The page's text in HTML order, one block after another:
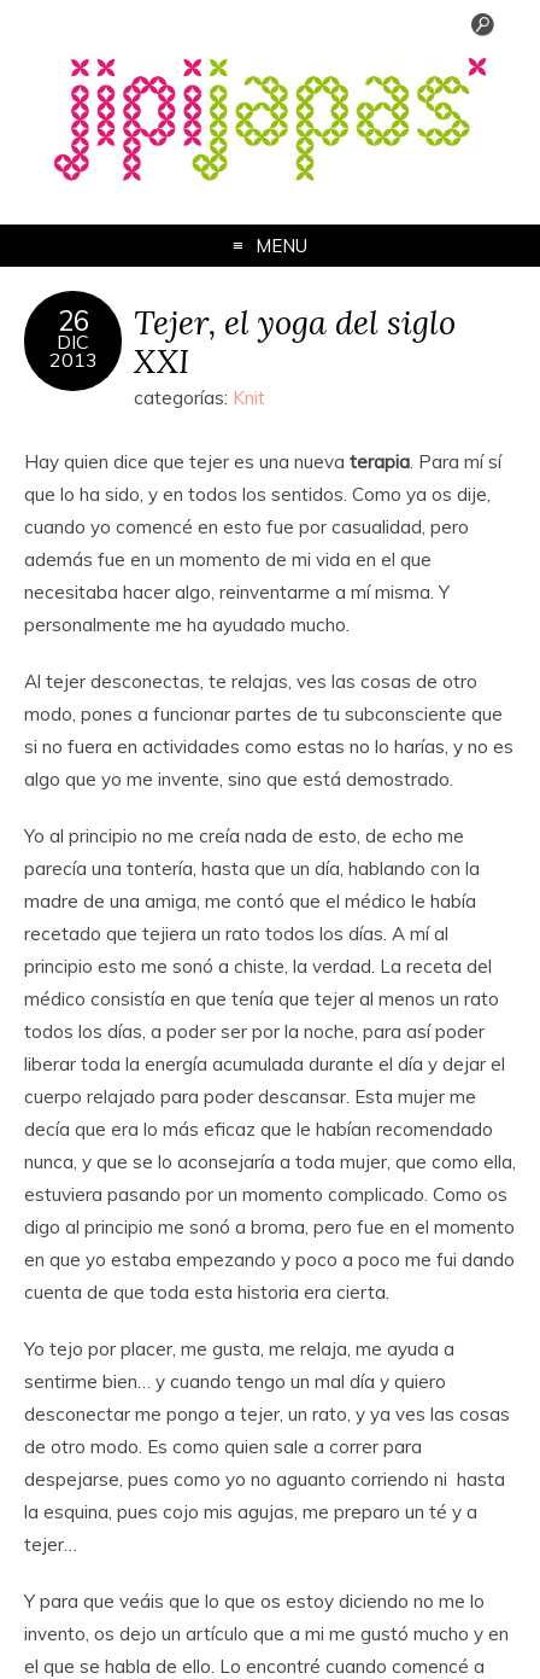
MENU
26
DIC
2013
Tejer, el yoga del siglo
XXI
categorías: Knit
Hay quien dice que tejer es una nueva terapia. Para mí sí
que lo ha sido, y en todos los sentidos. Como ya os dije,
cuando yo comencé en esto fue por casualidad, pero
además fue en un momento de mi vida en el que
necesitaba hacer algo, reinventarme a mí misma. Y
personalmente me ha ayudado mucho.
Al tejer desconectas, te relajas, ves las cosas de otro
modo, pones a funcionar partes de tu subconsciente que
si no fuera en actividades como estas no lo harías, y no es
algo que yo me invente, sino que está demostrado.
Yo al principio no me creía nada de esto, de echo me
parecía una tontería, hasta que un día, hablando con la
madre de una amiga, me contó que el médico le había
recetado que tejiera un rato todos los días. A mí al
principio esto me sonó a chiste, la verdad. La receta del
médico consistía en que tenía que tejer al menos un rato
todos los días, a poder ser por la noche, para así poder
liberar toda la energía acumulada durante el día y dejar el
cuerpo relajado para poder descansar. Esta mujer me
decía que era lo más eficaz que le habían recomendado
nunca, y que se lo aconsejaría a toda mujer, que como ella,
estuviera pasando por un momento complicado. Como os
digo al principio me sonó a broma, pero fue en el momento
en que yo estaba empezando y poco a poco me fui dando
cuenta de que toda esta historia era cierta.
Yo tejo por placer, me gusta, me relaja, me ayuda a
sentirme bien… y cuando tengo un mal día y quiero
desconectar me pongo a tejer, un rato, y ya ves las cosas
de otro modo. Es como quien sale a correr para
despejarse, pues como yo no aguanto corriendo ni hasta
la esquina, pues cojo mis agujas, me preparo un té y a
tejer…
Y para que veáis que lo que os estoy diciendo no me lo
invento, os dejo un artículo que a mi me gustó mucho y en
el que se habla de ello. Lo encontré cuando comencé a